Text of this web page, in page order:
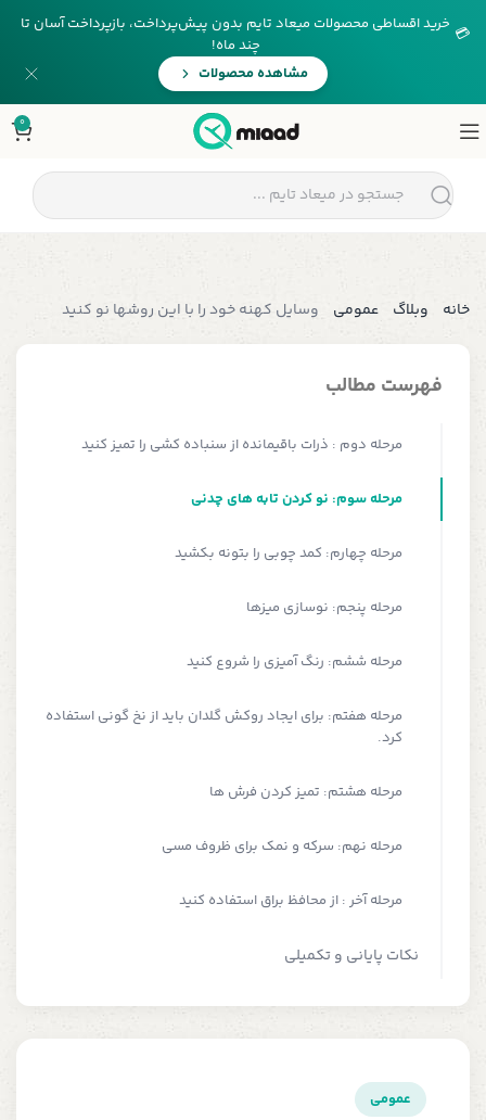
💳 خرید اقساطی محصولات میعاد تایم بدون پیش‌پرداخت، بازپرداخت آسان تا
چند ماه!
مشاهده محصولات
0
خانه وبلاگ عمومی وسایل کهنه خود را با این روشها نو کنید
فهرست مطالب
مرحله دوم : ذرات باقیمانده از سنباده کشی را تمیز کنید
مرحله سوم: نو کردن تابه های چدنی
مرحله چهارم: کمد چوبی را بتونه بکشید
مرحله پنجم: نوسازی میز‌ها
مرحله ششم: رنگ آمیزی را شروع کنید
مرحله هفتم: برای ایجاد روکش گلدان باید از نخ گونی استفاده
کرد.
مرحله هشتم: تمیز کردن فرش ها
مرحله نهم: سرکه و نمک برای ظروف مسی
مرحله آخر : از محافظ براق استفاده کنید
نکات پایانی و تکمیلی
عمومی